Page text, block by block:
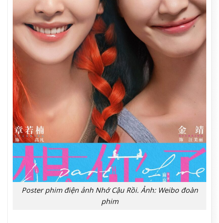
Poster phim điện ảnh Nhớ Cậu Rồi. Ảnh: Weibo đoàn
phim